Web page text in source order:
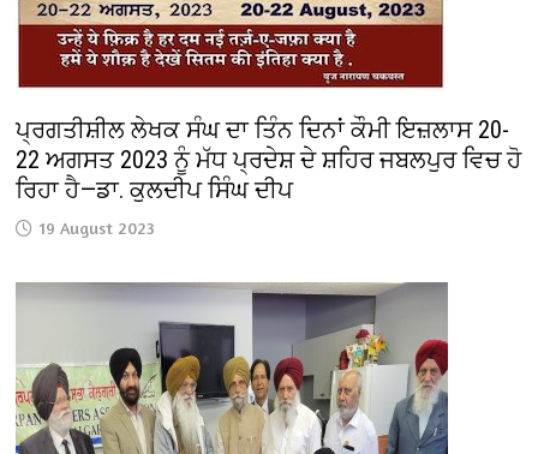
ਪ੍ਰਗਤੀਸ਼ੀਲ ਲੇਖਕ ਸੰਘ ਦਾ ਤਿੰਨ ਦਿਨਾਂ ਕੌਮੀ ਇਜ਼ਲਾਸ 20-
22 ਅਗਸਤ 2023 ਨੂੰ ਮੱਧ ਪ੍ਰਦੇਸ਼ ਦੇ ਸ਼ਹਿਰ ਜਬਲਪੁਰ ਵਿਚ ਹੋ
ਰਿਹਾ ਹੈ—ਡਾ. ਕੁਲਦੀਪ ਸਿੰਘ ਦੀਪ
19 August 2023